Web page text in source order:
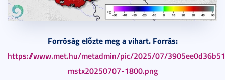
Forróság előzte meg a vihart. Forrás:
https://www.met.hu/metadmin/pic/2025/07/
mstx20250707-1800.png